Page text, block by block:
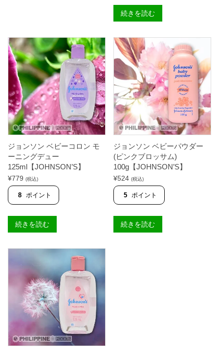
続きを読む
ジョンソン ベビーコロン モ
ーニングデュー
125ml【JOHNSON’S】
¥779 (税込)
8 ポイント
続きを読む
ジョンソン ベビーパウダー
(ピンクブロッサム)
100g【JOHNSON’S】
¥524 (税込)
5 ポイント
続きを読む